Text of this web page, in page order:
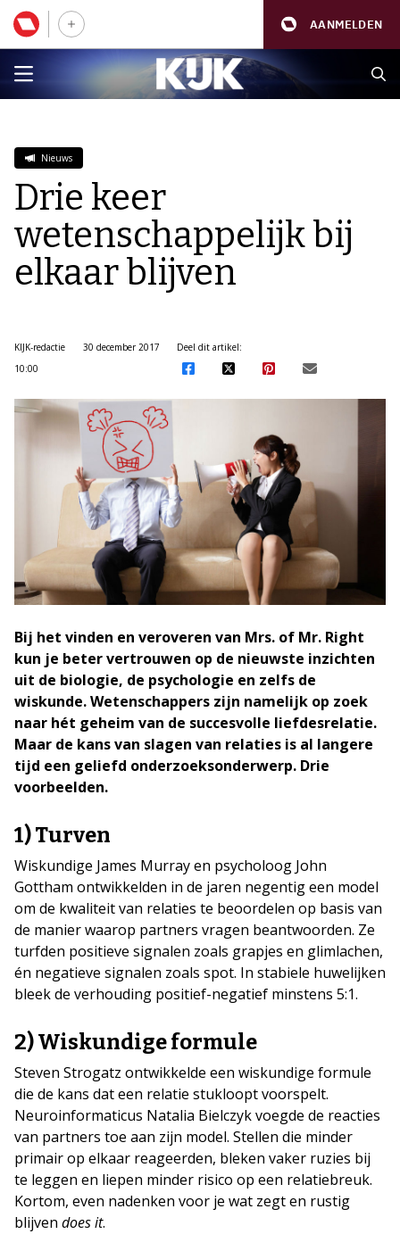
AANMELDEN
Nieuws
Drie keer
wetenschappelijk bij
elkaar blijven
KIJK-redactie
30 december 2017
10:00
Deel dit artikel:
Bij het vinden en veroveren van Mrs. of Mr. Right
kun je beter vertrouwen op de nieuwste inzichten
uit de biologie, de psychologie en zelfs de
wiskunde. Wetenschappers zijn namelijk op zoek
naar hét geheim van de succesvolle liefdesrelatie.
Maar de kans van slagen van relaties is al langere
tijd een geliefd onderzoeksonderwerp. Drie
voorbeelden.
1) Turven
Wiskundige James Murray en psycholoog John
Gottham ontwikkelden in de jaren negentig een model
om de kwaliteit van relaties te beoordelen op basis van
de manier waarop partners vragen beantwoorden. Ze
turfden positieve signalen zoals grapjes en glimlachen,
én negatieve signalen zoals spot. In stabiele huwelijken
bleek de verhouding positief-negatief minstens 5:1.
2) Wiskundige formule
Steven Strogatz ontwikkelde een wiskundige formule
die de kans dat een relatie stukloopt voorspelt.
Neuroinformaticus Natalia Bielczyk voegde de reacties
van partners toe aan zijn model. Stellen die minder
primair op elkaar reageerden, bleken vaker ruzies bij
te leggen en liepen minder risico op een relatiebreuk.
Kortom, even nadenken voor je wat zegt en rustig
blijven does it.